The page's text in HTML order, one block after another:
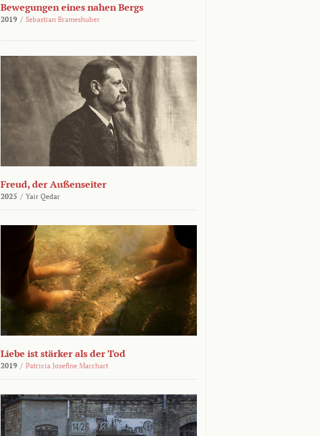
Bewegungen eines nahen Bergs
2019 / Sebastian Brameshuber
Freud, der Außenseiter
2025 / Yair Qedar
Liebe ist stärker als der Tod
2019 / Patricia Josefine Marchart